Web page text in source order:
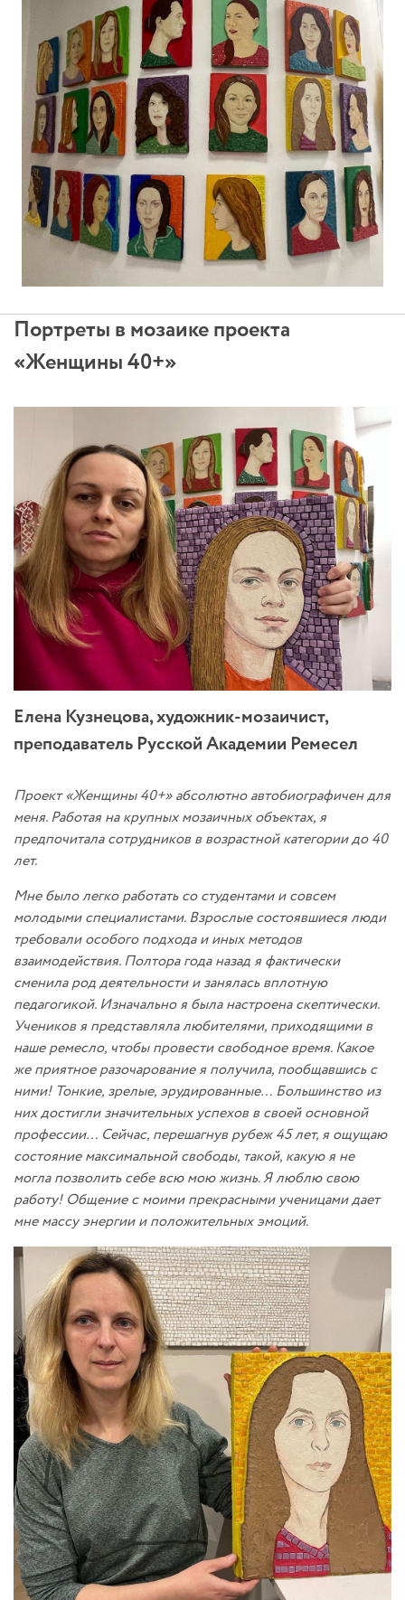
Портреты в мозаике проекта
«Женщины 40+»
Елена Кузнецова, художник-мозаичист,
преподаватель Русской Академии Ремесел
Проект «Женщины 40+» абсолютно автобиографичен для
меня. Работая на крупных мозаичных объектах, я
предпочитала сотрудников в возрастной категории до 40
лет.
Мне было легко работать со студентами и совсем
молодыми специалистами. Взрослые состоявшиеся люди
требовали особого подхода и иных методов
взаимодействия. Полтора года назад я фактически
сменила род деятельности и занялась вплотную
педагогикой. Изначально я была настроена скептически.
Учеников я представляла любителями, приходящими в
наше ремесло, чтобы провести свободное время. Какое
же приятное разочарование я получила, пообщавшись с
ними! Тонкие, зрелые, эрудированные… Большинство из
них достигли значительных успехов в своей основной
профессии… Сейчас, перешагнув рубеж 45 лет, я ощущаю
состояние максимальной свободы, такой, какую я не
могла позволить себе всю мою жизнь. Я люблю свою
работу! Общение с моими прекрасными ученицами дает
мне массу энергии и положительных эмоций.